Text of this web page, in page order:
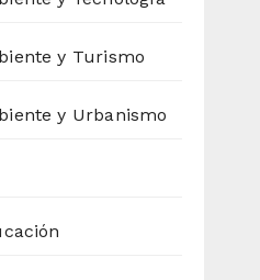
y Turismo
y Urbanismo